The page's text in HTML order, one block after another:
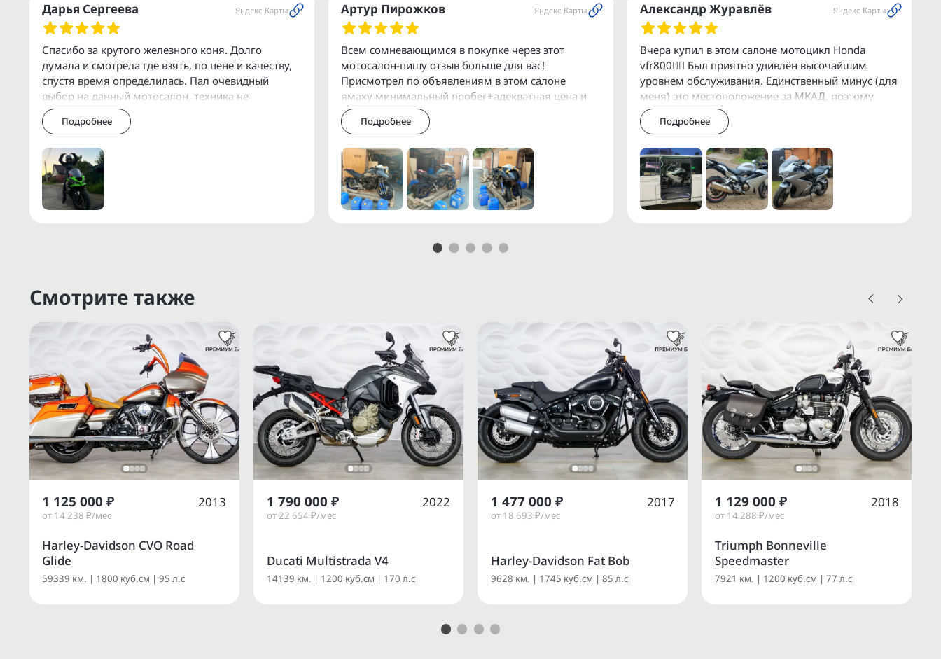
Поможем с регистрацией в ГИБДД.
Организуем доставку по Москве, МО, РФ и СНГ.
У нас есть собственный сервис для обслуживания и установки
дополнительного оборудования.
Дополнительную информацию о состоянии мотоциклов можно получить
через Еmаil, WhаtsАрр, Теlеgrаm или Vibеr.
Прямые поставки с аукционов ВDS, JВА, АRАI, АUСNЕТ.
Дарья Сергеева Яндекс Карты
Спасибо за крутого железного коня. Долго
думала и смотрела где взять, по цене и качеству,
спустя время определилась. Пал очевидный
выбор на данный мотосалон, техника не
уставшая, стоит своих денег, все обслуженное,
быстрПодробнее
Артур Пирожков Яндекс Карты
Всем сомневающимся в покупке через этот
мотосалон-пишу отзыв больше для вас!
Присмотрел по объявлениям в этом салоне
ямаху минимальный пробег+адекватная цена и
давай масло в голове гонять как мне его купить-
просто я сам
Подробнее
Александр Журавлёв Яндекс Карты
Вчера купил в этом салоне мотоцикл Honda
vfr800👍🏻 Был приятно удивлён высочайшим
уровнем обслуживания. Единственный минус (для
меня) это местоположение за МКАД, поэтому
приехал в Премиум Байк объехав все салоны в
Москве,Подробнее
Смотрите также
Harley-Davidson CVO Road
Glide
59339 км. | 1800 куб.см | 95 л.с
1 125 000 ₽
от 14 238 ₽/мес
2013
Ducati Multistrada V4
14139 км. | 1200 куб.см | 170 л.с
1 790 000 ₽
от 22 654 ₽/мес
2022
Harley-Davidson Fat Bob
9628 км. | 1745 куб.см | 85 л.с
1 477 000 ₽
от 18 693 ₽/мес
2017
Triumph Bonneville
Speedmaster
7921 км. | 1200 куб.см | 77 л.с
1 129 000 ₽
от 14 288 ₽/мес
2018